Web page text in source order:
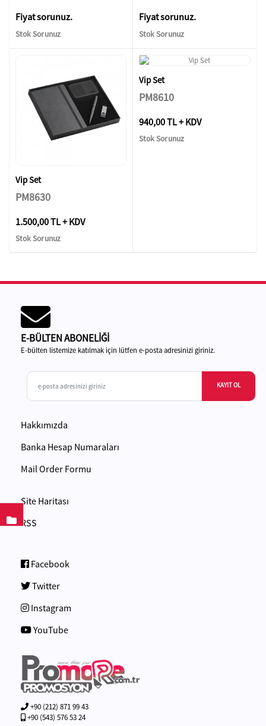
Fiyat sorunuz.
Stok Sorunuz
Fiyat sorunuz.
Stok Sorunuz
Vip Set
PM8630
1.500,00 TL + KDV
Stok Sorunuz
Vip Set
PM8610
940,00 TL + KDV
Stok Sorunuz
E-BÜLTEN ABONELİĞİ
E-bülten listemize katılmak için lütfen e-posta adresinizi giriniz.
KAYIT OL
Hakkımızda
Banka Hesap Numaraları
Mail Order Formu
Site Haritası
RSS
Facebook
Twitter
Instagram
YouTube
+90 (212) 871 99 43
+90 (543) 576 53 24